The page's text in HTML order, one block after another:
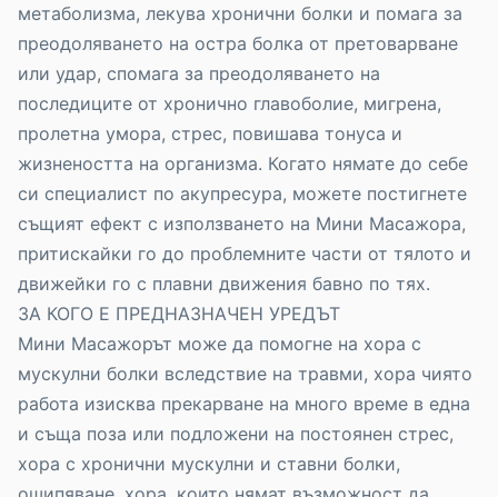
метаболизма, лекува хронични болки и помага за
преодоляването на остра болка от претоварване
или удар, спомага за преодоляването на
последиците от хронично главоболие, мигрена,
пролетна умора, стрес, повишава тонуса и
жизнеността на организма. Когато нямате до себе
си специалист по акупресура, можете постигнете
същият ефект с използването на Мини Масажора,
притискайки го до проблемните части от тялото и
движейки го с плавни движения бавно по тях.
ЗА КОГО Е ПРЕДНАЗНАЧЕН УРЕДЪТ
Мини Масажорът може да помогне на хора с
мускулни болки вследствие на травми, хора чиято
работа изисква прекарване на много време в една
и съща поза или подложени на постоянен стрес,
хора с хронични мускулни и ставни болки,